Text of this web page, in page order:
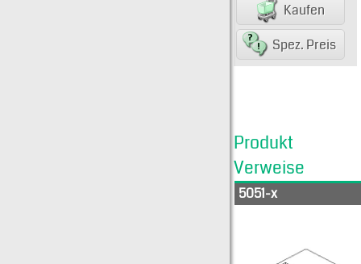
Kaufen
Spez. Preis
Produkt
Verweise
5051-x